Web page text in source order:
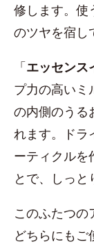
修します。使
のツヤを宿し
「エッセンス
プ力の高いミ
の内側のうる
れます。ドラ
ーティクルを
とで、しっと
このふたつの
どちらにも